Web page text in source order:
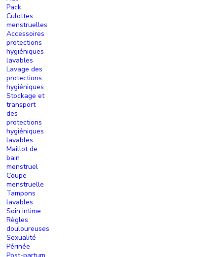
Pack
Culottes
menstruelles
Accessoires
protections
hygiéniques
lavables
Lavage des
protections
hygiéniques
Stockage et
transport
des
protections
hygiéniques
lavables
Maillot de
bain
menstruel
Coupe
menstruelle
Tampons
lavables
Soin intime
Règles
douloureuses
Sexualité
Périnée